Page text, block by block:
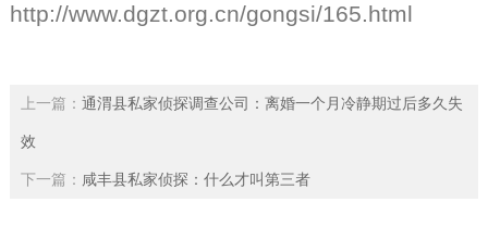
http://www.dgzt.org.cn/gongsi/165.html
上一篇： 通渭县私家侦探调查公司：离婚一个月冷静期过后多久失
效
下一篇： 咸丰县私家侦探：什么才叫第三者